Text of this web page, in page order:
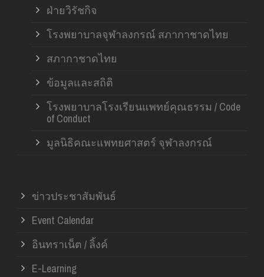
ฝ่ายวิรัชกิจ
โรงพยาบาลจุฬาลงกรณ์ สภากาชาดไทย
สภากาชาดไทย
ข้อมูลและสถิติ
โรงพยาบาลโรงเรียนแพทย์คุณธรรม / Code
of Conduct
มูลนิธิคณะแพทยศาสตร์ จุฬาลงกรณ์
ข่าวประชาสัมพันธ์
Event Calendar
อินทราเน็ต / ลิ้งค์
E-Learning